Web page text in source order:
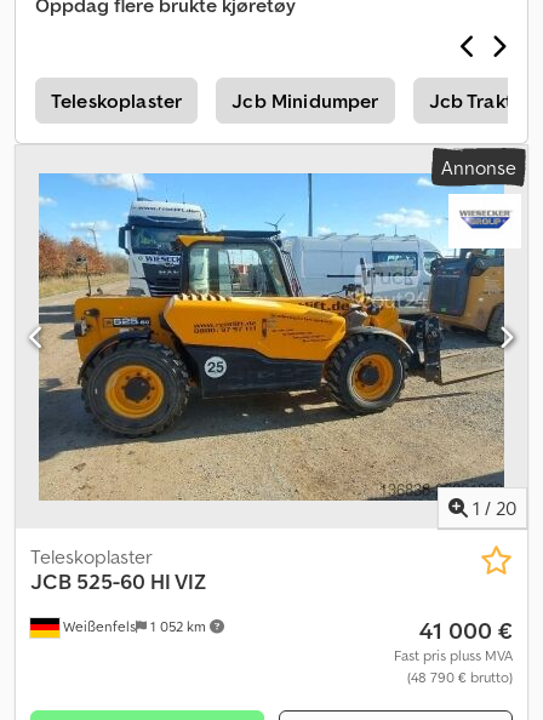
Teleskoplaster Jcb Minidumper Jcb
Annonse
1 / 20
Weißenfels 1 052 km
Teleskoplaster
JCB 525-60 HI VIZ
41 000 €
Fast pris pluss MVA
(48 790 € brutto)